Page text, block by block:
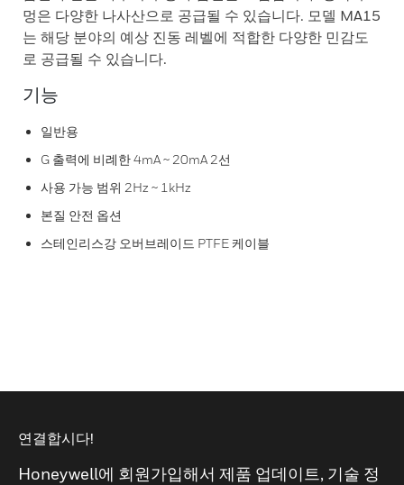
멍은 다양한 나사산으로 공급될 수 있습니다. 모델 MA15
는 해당 분야의 예상 진동 레벨에 적합한 다양한 민감도
로 공급될 수 있습니다.
기능
일반용
G 출력에 비례한 4mA ~ 20mA 2선
사용 가능 범위 2Hz ~ 1kHz
본질 안전 옵션
스테인리스강 오버브레이드 PTFE 케이블
연결합시다!
Honeywell에 회원가입해서 제품 업데이트, 기술 정